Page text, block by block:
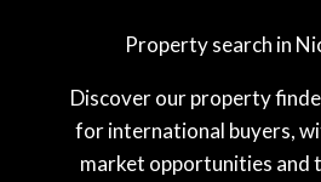
Property search in
Discover our property
for international buyers,
market opportunities and